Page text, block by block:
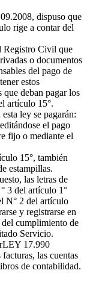
dispuso que
rige a contar del
Civil que
o documentos
del pago de
estos
que deban pagar los
artículo 15°.
ley se pagarán:
el pago
fijo o mediante el
15°, también
estampillas.
las letras de
3 del artículo 1°
N° 2 del artículo
y registrarse en
cumplimiento de
Servicio.
LEY 17.990
las cuentas
de contabilidad.